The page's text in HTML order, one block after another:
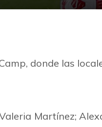
donde las
Martínez;